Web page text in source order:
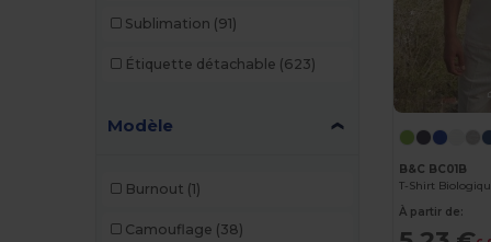
Clubclass
Sublimation (91)
Étiquette détachable (623)
Modèle
Burnout (1)
Camouflage (38)
B&C BC01B
T-Shirt
À partir de: